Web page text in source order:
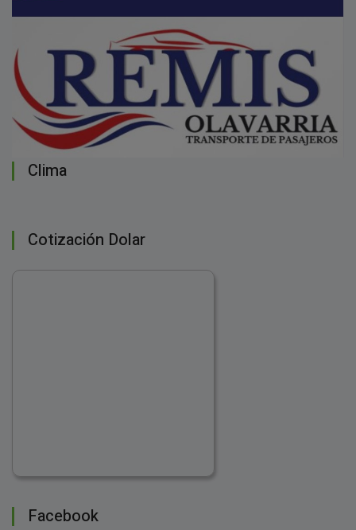
Clima
Cotización Dolar
Facebook